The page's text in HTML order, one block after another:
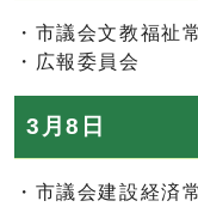
・市議会文教福祉
・広報委員会
3月8日
・市議会建設経済